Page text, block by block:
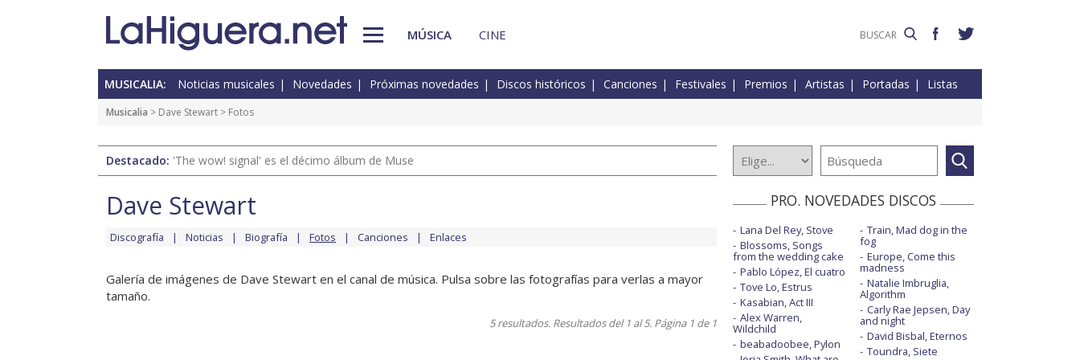
MÚSICA CINE
MUSICALIA: Noticias musicales Novedades Próximas novedades Discos históricos Canciones Festivales Premios Artistas Portadas Listas
Musicalia > Dave Stewart > Fotos
Destacado: 'The wow! signal' es el décimo álbum de Muse
Dave Stewart
Discografía Noticias Biografía Fotos Canciones Enlaces
Galería de imágenes de Dave Stewart en el canal de música. Pulsa sobre las fotografías para verlas a mayor
tamaño.
5 resultados. Resultados del 1 al 5. Página 1 de 1
PRO. NOVEDADES DISCOS
Lana Del Rey, Stove
Blossoms, Songs
from the wedding cake
Pablo López, El cuatro
Tove Lo, Estrus
Kasabian, Act III
Alex Warren,
Wildchild
beabadoobee, Pylon
Train, Mad dog in the
fog
Europe, Come this
madness
Natalie Imbruglia,
Algorithm
Carly Rae Jepsen, Day
and night
David Bisbal, Eternos
Toundra, Siete